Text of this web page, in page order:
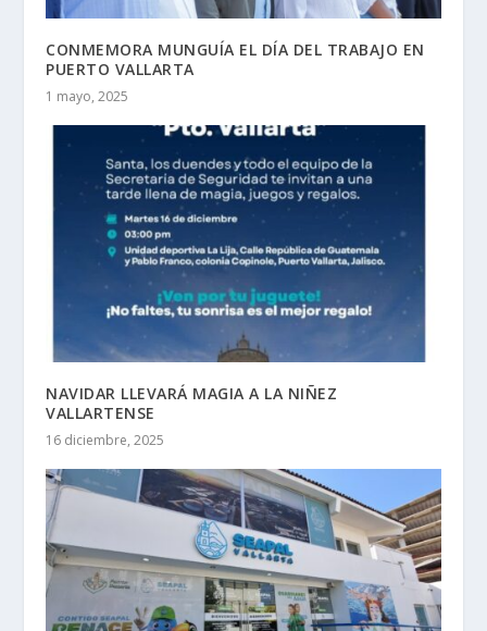
CONMEMORA MUNGUÍA EL DÍA DEL TRABAJO EN
PUERTO VALLARTA
1 mayo, 2025
NAVIDAR LLEVARÁ MAGIA A LA NIÑEZ
VALLARTENSE
16 diciembre, 2025